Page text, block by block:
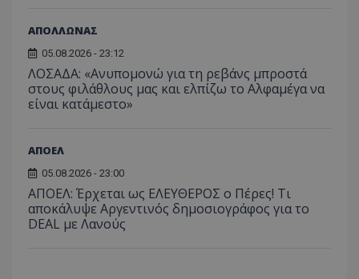
ΑΠΟΛΛΩΝΑΣ
05.08.2026 - 23:12
ΛΟΣΑΔΑ: «Ανυπομονώ για τη ρεβάνς μπροστά
στους φιλάθλους μας και ελπίζω το Αλφαμέγα να
είναι κατάμεστο»
ΑΠΟΕΛ
05.08.2026 - 23:00
ΑΠΟΕΛ: Έρχεται ως ΕΛΕΥΘΕΡΟΣ ο Πέρες! Τι
αποκάλυψε Αργεντινός δημοσιογράφος για το
DEAL με Λανούς